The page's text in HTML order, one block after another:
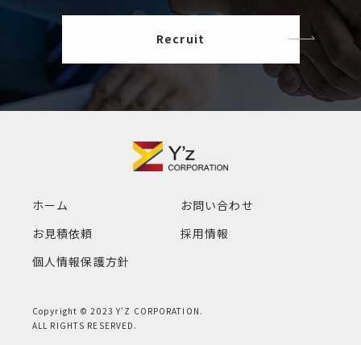
Recruit
ホーム
お問い合わせ
お見積依頼
採用情報
個人情報保護方針
Copyright ©2023 Y'Z CORPORATION.
ALL RIGHTS RESERVED.